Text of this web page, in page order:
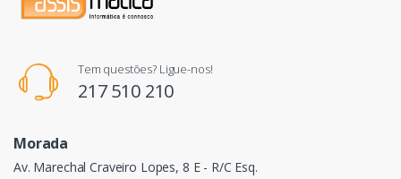
Tem questões? Ligue-nos!
217 510 210
Morada
Av. Marechal Craveiro Lopes, 8 E - R/C Esq.